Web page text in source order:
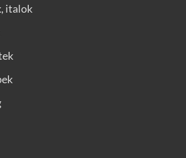
italok